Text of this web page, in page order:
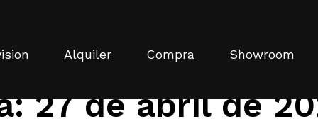
Alquiler Compra Showroom
27 de abril de